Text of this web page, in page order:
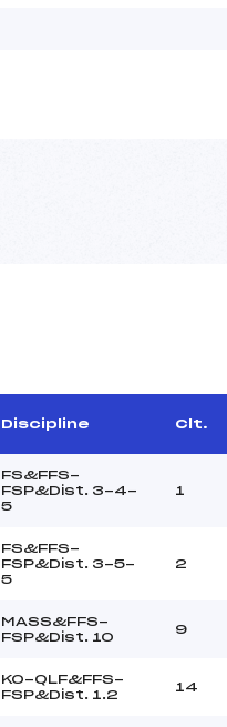
Discipline Clt.
FS&FFS-
FSP&Dist. 3-4-
5
1
FS&FFS-
FSP&Dist. 3-5-
5
2
MASS&FFS-
FSP&Dist. 10
9
KO-QLF&FFS-
FSP&Dist. 1.2
14